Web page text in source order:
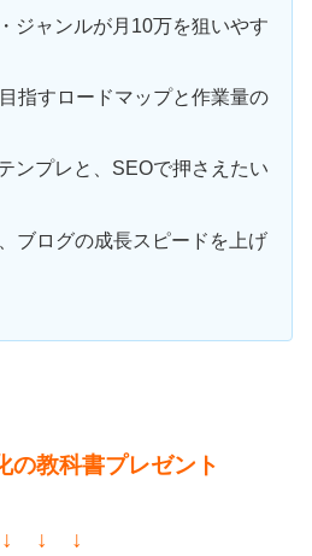
ジャンルが月10万を狙いやす
指すロードマップと作業量の
ンプレと、SEOで押さえたい
ブログの成長スピードを上げ
の教科書プレゼント
↓ ↓ ↓